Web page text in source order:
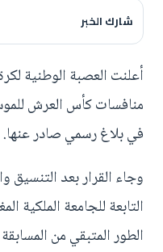
شارك الخبر
أعلنت العصبة الوطنية
في بلاغ رسمي صادر عنها.
وجاء القرار بعد التنسيق
التابعة للجامعة الملكية
الطور المتبقي من